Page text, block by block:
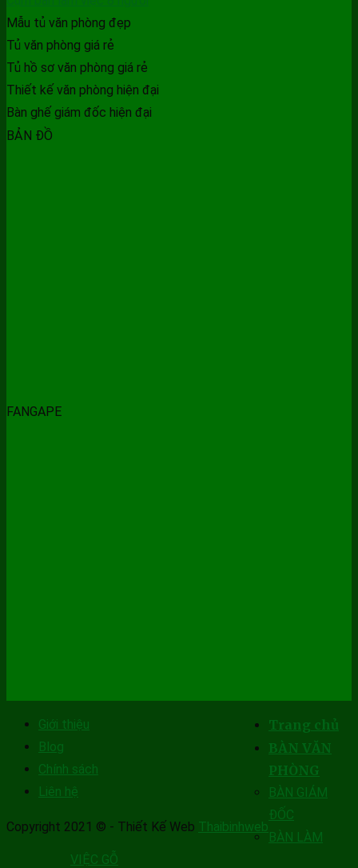
Mẫu tủ văn phòng đẹp
Tủ văn phòng giá rẻ
Tủ hồ sơ văn phòng giá rẻ
Thiết kế văn phòng hiện đại
Bàn ghế giám đốc hiện đại
BẢN ĐỒ
FANGAPE
Giới thiệu
Blog
Chính sách
Liên hệ
Copyright 2021 © - Thiết Kế Web Thaibinhweb
Trang chủ
BÀN VĂN
PHÒNG
BÀN GIÁM
ĐỐC
BÀN LÀM
VIỆC GỖ